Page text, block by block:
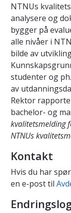
NTNUs
analysere og
bygger på
alle nivåer i
bilde av
studenter og
av
Rektor
bachelor- og
kvalitetsmelding
NTNUs
Kontakt
Hvis du har
en e-post til